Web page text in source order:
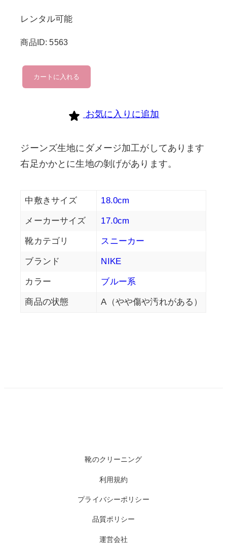
レンタル可能
商品ID: 5563
nike
個
カートに入れる
お気に入りに追加
ジーンズ生地にダメージ加工がしてあります
右足かかとに生地の剝げがあります。
中敷きサイズ 18.0cm
メーカーサイズ 17.0cm
靴カテゴリ スニーカー
ブランド NIKE
カラー ブルー系
商品の状態 A（やや傷や汚れがある）
靴のクリーニング
利用規約
プライバシーポリシー
品質ポリシー
運営会社